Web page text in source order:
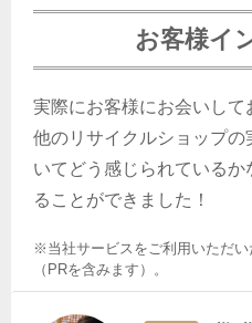
お客様イ
実際にお客様にお会いして
他のリサイクルショップ
いてどう感じられている
ることができました！
※当社サービスをご利用いただ
（PRを含みます）。